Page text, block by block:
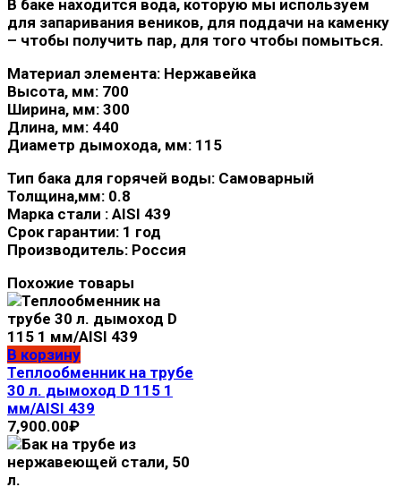
В баке находится вода, которую мы используем
для запаривания веников, для поддачи на каменку
– чтобы получить пар, для того чтобы помыться.
Материал элемента: Нержавейка
Высота, мм: 700
Ширина, мм: 300
Длина, мм: 440
Диаметр дымохода, мм: 115
Тип бака для горячей воды: Самоварный
Толщина,мм: 0.8
Марка стали : AISI 439
Срок гарантии: 1 год
Производитель: Россия
Похожие товары
В корзину
Теплообменник на трубе
30 л. дымоход D 115 1
мм/AISI 439
7,900.00₽